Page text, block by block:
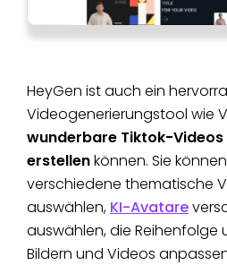
HeyGen ist auch ein
Videogenerierungstool wie
wunderbare Tiktok-Videos
erstellenkönnen. Sie
verschiedene thematische
auswählen, KI-Avatare
auswählen, die Reihenfolge
Bildern und Videos